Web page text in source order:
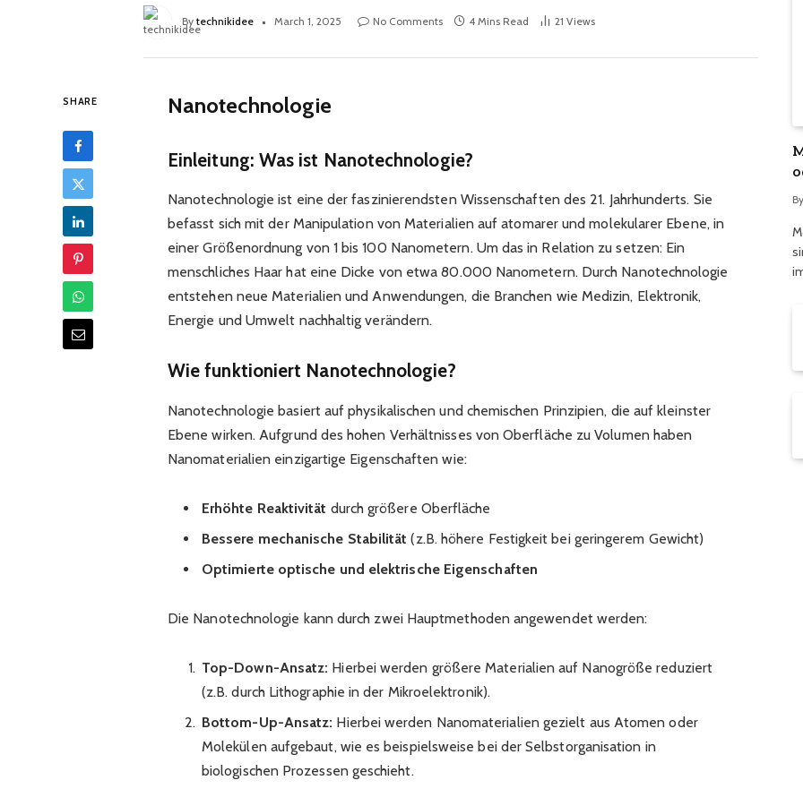
By technikidee March 1, 2025 No Comments 4 Mins Read 21 Views
SHARE Nanotechnologie
Einleitung: Was ist Nanotechnologie?
Nanotechnologie ist eine der faszinierendsten Wissenschaften des 21. Jahrhunderts. Sie
befasst sich mit der Manipulation von Materialien auf atomarer und molekularer Ebene, in
einer Größenordnung von 1 bis 100 Nanometern. Um das in Relation zu setzen: Ein
menschliches Haar hat eine Dicke von etwa 80.000 Nanometern. Durch Nanotechnologie
entstehen neue Materialien und Anwendungen, die Branchen wie Medizin, Elektronik,
Energie und Umwelt nachhaltig verändern.
Wie funktioniert Nanotechnologie?
Nanotechnologie basiert auf physikalischen und chemischen Prinzipien, die auf kleinster
Ebene wirken. Aufgrund des hohen Verhältnisses von Oberfläche zu Volumen haben
Nanomaterialien einzigartige Eigenschaften wie:
Erhöhte Reaktivität durch größere Oberfläche
Bessere mechanische Stabilität (z.B. höhere Festigkeit bei geringerem Gewicht)
Optimierte optische und elektrische Eigenschaften
Die Nanotechnologie kann durch zwei Hauptmethoden angewendet werden:
Top-Down-Ansatz: Hierbei werden größere Materialien auf Nanogröße reduziert
(z.B. durch Lithographie in der Mikroelektronik).
Bottom-Up-Ansatz: Hierbei werden Nanomaterialien gezielt aus Atomen oder
Molekülen aufgebaut, wie es beispielsweise bei der Selbstorganisation in
biologischen Prozessen geschieht.
By